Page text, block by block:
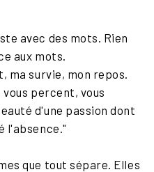
avec des mots. Rien
aux mots.
ma survie, mon repos.
vous percent, vous
d'une passion dont
l'absence."
que tout sépare. Elles